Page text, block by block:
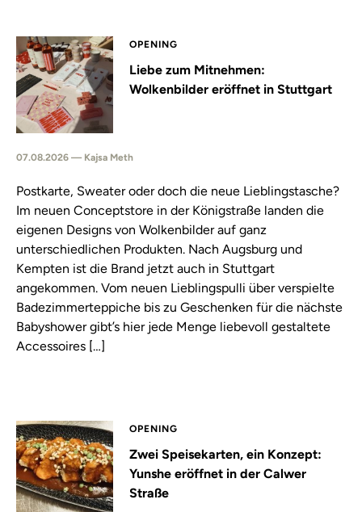
OPENING
Liebe zum Mitnehmen:
Wolkenbilder eröffnet in Stuttgart
07.08.2026 — Kajsa Meth
Postkarte, Sweater oder doch die neue Lieblingstasche?
Im neuen Conceptstore in der Königstraße landen die
eigenen Designs von Wolkenbilder auf ganz
unterschiedlichen Produkten. Nach Augsburg und
Kempten ist die Brand jetzt auch in Stuttgart
angekommen. Vom neuen Lieblingspulli über verspielte
Badezimmerteppiche bis zu Geschenken für die nächste
Babyshower gibt’s hier jede Menge liebevoll gestaltete
Accessoires […]
OPENING
Zwei Speisekarten, ein Konzept:
Yunshe eröffnet in der Calwer
Straße